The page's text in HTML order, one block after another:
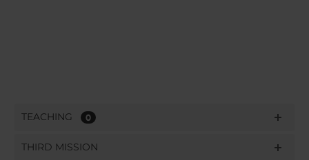
TEACHING 0
THIRD MISSION